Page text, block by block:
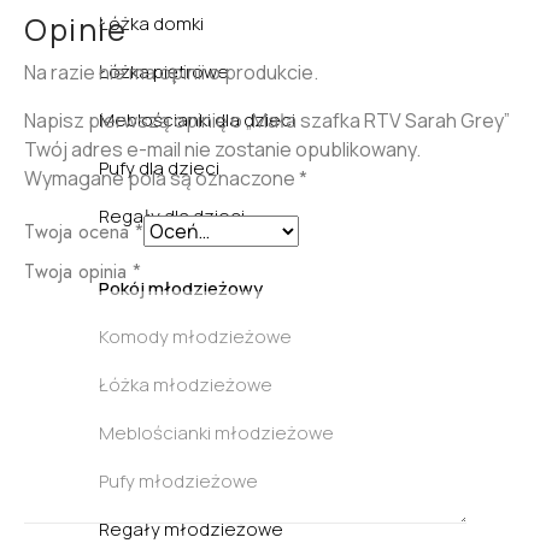
Łóżka domki
Łóżka piętrowe
Meblościanki dla dzieci
Pufy dla dzieci
Regały dla dzieci
Pokój młodzieżowy
Komody młodzieżowe
Łóżka młodzieżowe
Meblościanki młodzieżowe
Pufy młodzieżowe
Regały młodzieżowe
Opinie
Na razie nie ma opinii o produkcie.
Napisz pierwszą opinię o „Mała szafka RTV Sarah Grey”
Twój adres e-mail nie zostanie opublikowany.
Wymagane pola są oznaczone*
Twoja ocena*
Twoja opinia *